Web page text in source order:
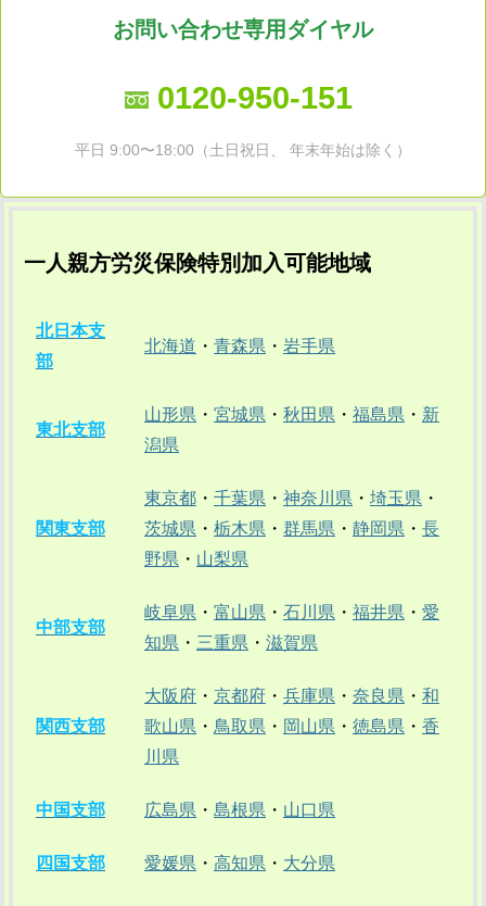
お問い合わせ専用ダイヤル
0120-950-151
平日 9:00〜18:00（土日祝日、 年末年始は除く）
一人親方労災保険特別加入可能地域
北日本支
部
北海道 ・ 青森県 ・ 岩手県
東北支部
山形県 ・ 宮城県 ・ 秋田県 ・ 福島県 ・ 新
潟県
関東支部
東京都 ・ 千葉県 ・ 神奈川県 ・ 埼玉県 ・
茨城県 ・ 栃木県 ・ 群馬県 ・ 静岡県 ・ 長
野県 ・ 山梨県
中部支部
岐阜県 ・ 富山県 ・ 石川県 ・ 福井県 ・ 愛
知県 ・ 三重県 ・ 滋賀県
関西支部
大阪府 ・ 京都府 ・ 兵庫県 ・ 奈良県 ・ 和
歌山県 ・ 鳥取県 ・ 岡山県 ・ 徳島県 ・ 香
川県
中国支部 広島県 ・ 島根県 ・ 山口県
四国支部 愛媛県 ・ 高知県 ・ 大分県